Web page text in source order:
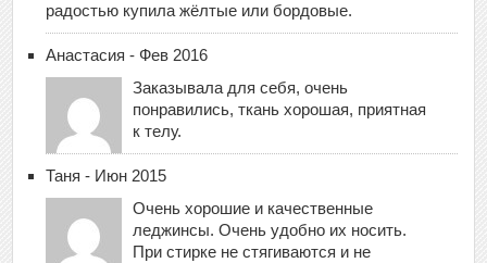
радостью купила жёлтые или бордовые.
Анастасия - Фев 2016
Заказывала для себя, очень
понравились, ткань хорошая, приятная
к телу.
Таня - Июн 2015
Очень хорошие и качественные
леджинсы. Очень удобно их носить.
При стирке не стягиваются и не